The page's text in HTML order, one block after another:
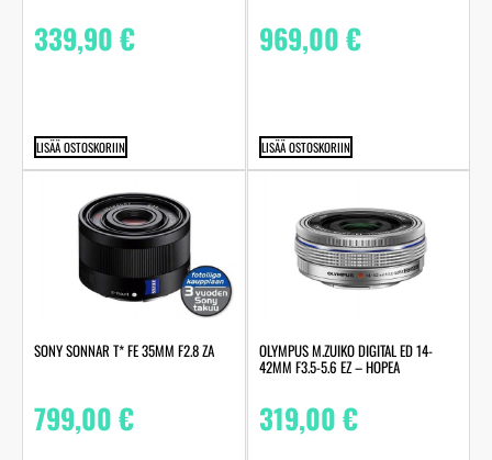
339,90€
LISÄÄ OSTOSKORIIN
969,00€
LISÄÄ OSTOSKORIIN
SONY SONNAR T* FE 35MM F2.8 ZA
799,00€
OLYMPUS M.ZUIKO DIGITAL ED 14-
42MM F3.5-5.6 EZ – HOPEA
319,00€